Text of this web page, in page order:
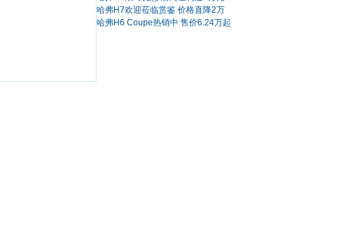
哈弗H7欢迎莅临赏鉴 价格直降2万
哈弗H6 Coupe热销中 售价6.24万起